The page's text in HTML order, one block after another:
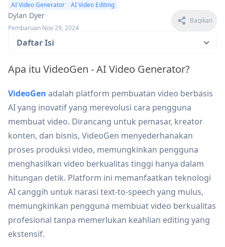
AI Video Generator AI Video Editing
Dylan Dyer
Pembaruan Nov 29, 2024
Bagikan
Daftar Isi
Apa itu VideoGen - AI Video Generator?
VideoGen adalah platform pembuatan video berbasis
AI yang inovatif yang merevolusi cara pengguna
membuat video. Dirancang untuk pemasar, kreator
konten, dan bisnis, VideoGen menyederhanakan
proses produksi video, memungkinkan pengguna
menghasilkan video berkualitas tinggi hanya dalam
hitungan detik. Platform ini memanfaatkan teknologi
AI canggih untuk narasi text-to-speech yang mulus,
memungkinkan pengguna membuat video berkualitas
profesional tanpa memerlukan keahlian editing yang
ekstensif.